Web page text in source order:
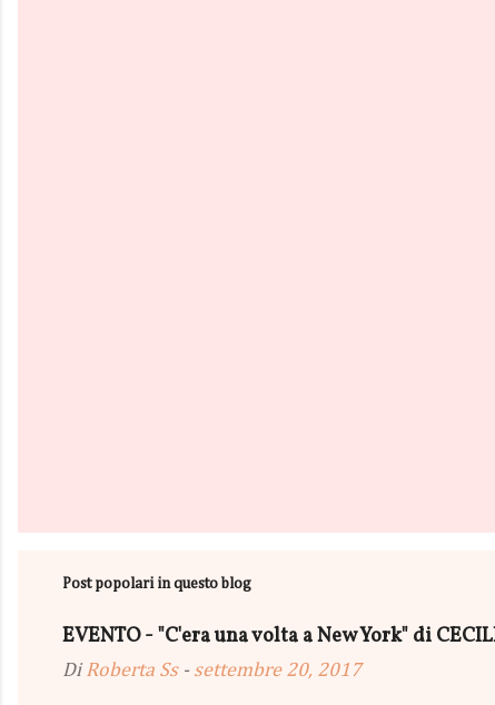
Post popolari in questo blog
EVENTO - "C'era una volta a New York" di
DiRoberta Ss - settembre 20, 2017